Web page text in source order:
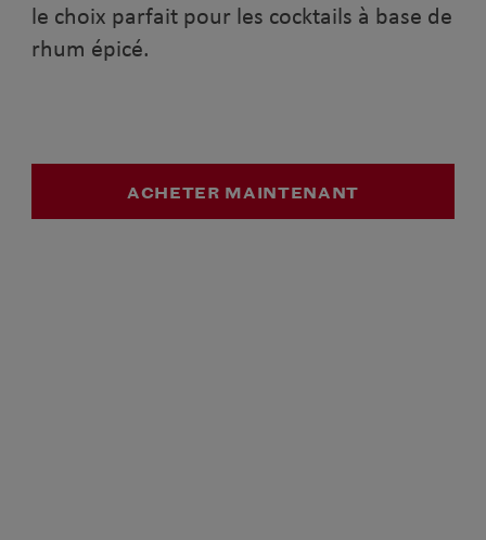
le choix parfait pour les cocktails à base de
rhum épicé.
ACHETER MAINTENANT